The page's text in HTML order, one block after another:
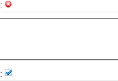
:
: